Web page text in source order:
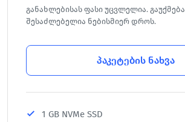
განახლებისას ფასი უცვლელია. გაუქმება
შესაძლებელია ნებისმიერ დროს.
პაკეტების ნახვა
1 GB NVMe SSD